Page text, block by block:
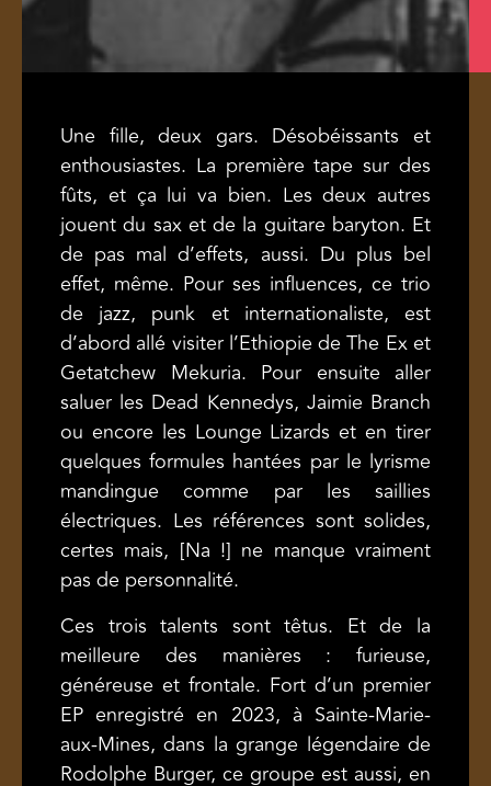
Une fille, deux gars. Désobéissants et
enthousiastes. La première tape sur des
fûts, et ça lui va bien. Les deux autres
jouent du sax et de la guitare baryton. Et
de pas mal d’effets, aussi. Du plus bel
effet, même. Pour ses influences, ce trio
de jazz, punk et internationaliste, est
d’abord allé visiter l’Ethiopie de The Ex et
Getatchew Mekuria. Pour ensuite aller
saluer les Dead Kennedys, Jaimie Branch
ou encore les Lounge Lizards et en tirer
quelques formules hantées par le lyrisme
mandingue comme par les saillies
électriques. Les références sont solides,
certes mais, [Na !] ne manque vraiment
pas de personnalité.
Ces trois talents sont têtus. Et de la
meilleure des manières : furieuse,
généreuse et frontale. Fort d’un premier
EP enregistré en 2023, à Sainte-Marie-
aux-Mines, dans la grange légendaire de
Rodolphe Burger, ce groupe est aussi, en